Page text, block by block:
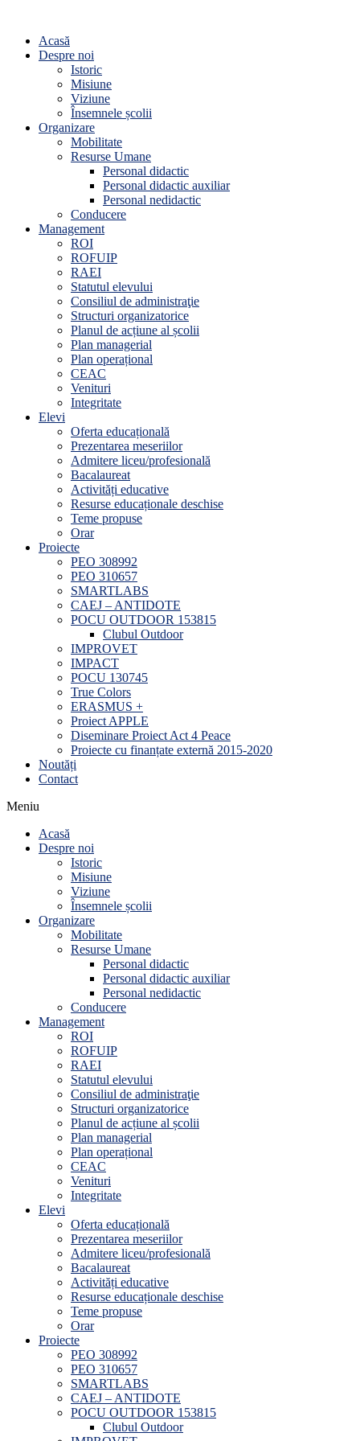
Acasă
Despre noi
Istoric
Misiune
Viziune
Însemnele școlii
Organizare
Mobilitate
Resurse Umane
Personal didactic
Personal didactic auxiliar
Personal nedidactic
Conducere
Management
ROI
ROFUIP
RAEI
Statutul elevului
Consiliul de administraţie
Structuri organizatorice
Planul de acțiune al școlii
Plan managerial
Plan operațional
CEAC
Venituri
Integritate
Elevi
Oferta educațională
Prezentarea meseriilor
Admitere liceu/profesională
Bacalaureat
Activități educative
Resurse educaționale deschise
Teme propuse
Orar
Proiecte
PEO 308992
PEO 310657
SMARTLABS
CAEJ – ANTIDOTE
POCU OUTDOOR 153815
Clubul Outdoor
IMPROVET
IMPACT
POCU 130745
True Colors
ERASMUS +
Proiect APPLE
Diseminare Proiect Act 4 Peace
Proiecte cu finanțate externă 2015-2020
Noutăți
Contact
Meniu
Acasă
Despre noi
Istoric
Misiune
Viziune
Însemnele școlii
Organizare
Mobilitate
Resurse Umane
Personal didactic
Personal didactic auxiliar
Personal nedidactic
Conducere
Management
ROI
ROFUIP
RAEI
Statutul elevului
Consiliul de administraţie
Structuri organizatorice
Planul de acțiune al școlii
Plan managerial
Plan operațional
CEAC
Venituri
Integritate
Elevi
Oferta educațională
Prezentarea meseriilor
Admitere liceu/profesională
Bacalaureat
Activități educative
Resurse educaționale deschise
Teme propuse
Orar
Proiecte
PEO 308992
PEO 310657
SMARTLABS
CAEJ – ANTIDOTE
POCU OUTDOOR 153815
Clubul Outdoor